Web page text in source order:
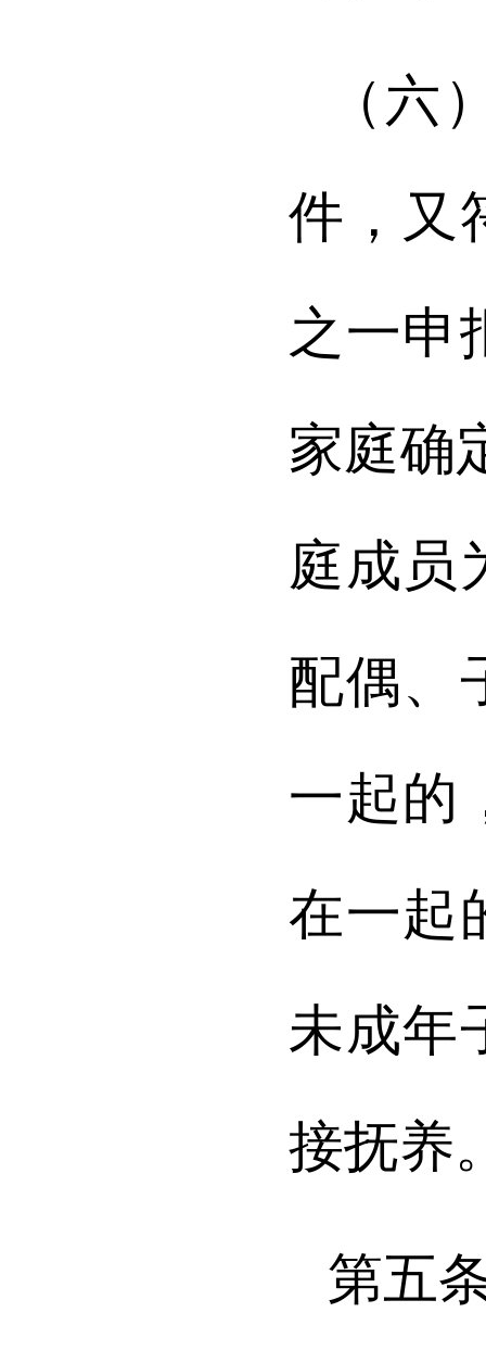
（六
件，又
之一申
家庭确
庭成员
配偶、
一起的
在一起
未成年
接抚养
第